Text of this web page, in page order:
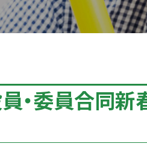
・委員合同新